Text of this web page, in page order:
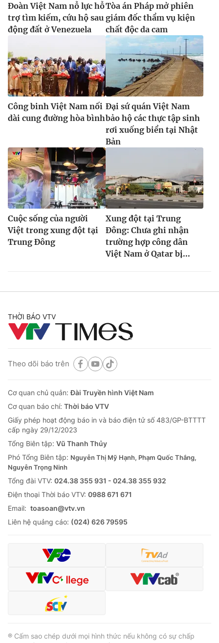
Đoàn Việt Nam nỗ lực hỗ
trợ tìm kiếm, cứu hộ sau
động đất ở Venezuela
Tòa án Pháp mở phiên
giám đốc thẩm vụ kiện
chất độc da cam
Công binh Việt Nam nối
dài cung đường hòa bình
Đại sứ quán Việt Nam
bảo hộ các thực tập sinh
rơi xuống biển tại Nhật
Bản
Cuộc sống của người
Việt trong xung đột tại
Trung Đông
Xung đột tại Trung
Đông: Chưa ghi nhận
trường hợp công dân
Việt Nam ở Qatar bị...
THỜI BÁO VTV
Theo dõi báo trên
Cơ quan chủ quản:Đài Truyền hình Việt Nam
Cơ quan báo chí: Thời báo VTV
Giấy phép hoạt động báo in và báo điện tử số 483/GP-BTTTT
cấp ngày 29/12/2023
Tổng Biên tập: Vũ Thanh Thủy
Phó Tổng Biên tập: Nguyễn Thị Mỹ Hạnh, Phạm Quốc Thắng,
Nguyễn Trọng Ninh
Tổng đài VTV: 024.38 355 931 - 024.38 355 932
Ðiện thoại Thời báo VTV: 0988 671 671
Email: toasoan@vtv.vn
Liên hệ quảng cáo: (024) 626 79595
® Cấm sao chép dưới mọi hình thức nếu không có sự chấp